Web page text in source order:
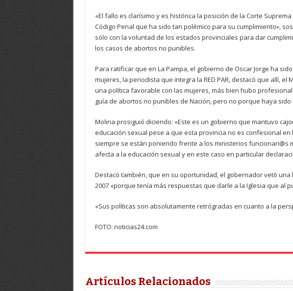
«El fallo es clarísimo y es histórica la posición de la Corte
Código Penal que ha sido tan polémico para su cumplimiento»,
sólo con la voluntad de los estados provinciales para dar
los casos de abortos no punibles.
Para ratificar que en La Pampa, el gobierno de Oscar Jorge ha
mujeres, la periodista que integra la RED PAR, destacó que allí, el
una política favorable con las mujeres, más bien hubo
guía de abortos no punibles de Nación, pero no porque haya
Molina prosiguió diciendo: «Este es un gobierno que mantuvo
educación sexual pese a que esta provincia no es confesional
siempre se están poniendo frente a los ministerios funcionari@s
afecta a la educación sexual y en este caso en particular
Destacó también, que en su oportunidad, el gobernador vetó
2007 «porque tenía más respuestas que darle a la Iglesia que al
«Sus políticas son absolutamente retrógradas en cuanto a la
FOTO: noticias24.com
Artículos Relacionados